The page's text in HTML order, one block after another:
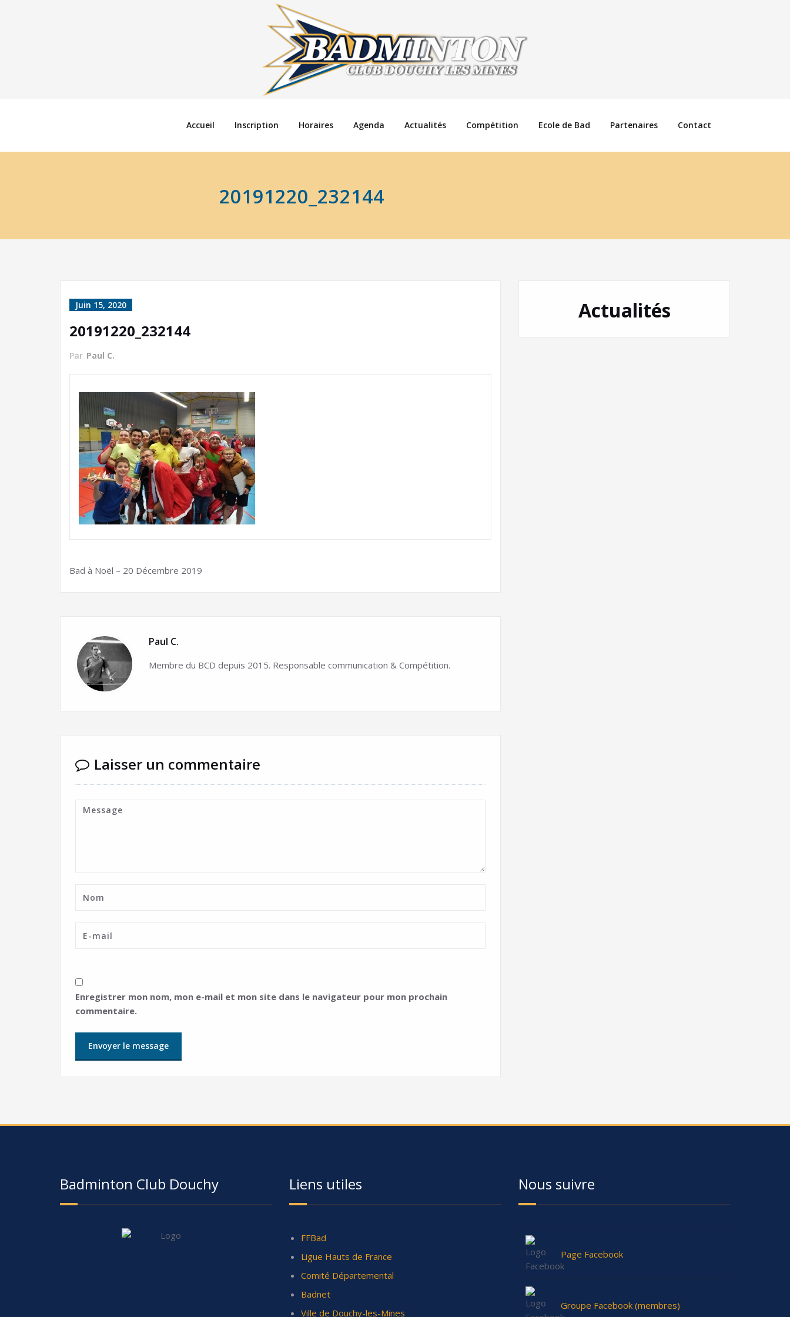
Accueil Inscription Horaires Agenda Actualités Compétition Ecole de Bad Partenaires Contact
20191220_232144
Juin 15, 2020
20191220_232144
Par Paul C.
Bad à Noël – 20 Décembre 2019
Paul C.
Membre du BCD depuis 2015. Responsable communication & Compétition.
Laisser un commentaire
Enregistrer mon nom, mon e-mail et mon site dans le navigateur pour mon prochain
commentaire.
Actualités
Badminton Club Douchy Liens utiles
FFBad
Ligue Hauts de France
Comité Départemental
Badnet
Ville de Douchy-les-Mines
Nous suivre
Page Facebook
Groupe Facebook (membres)